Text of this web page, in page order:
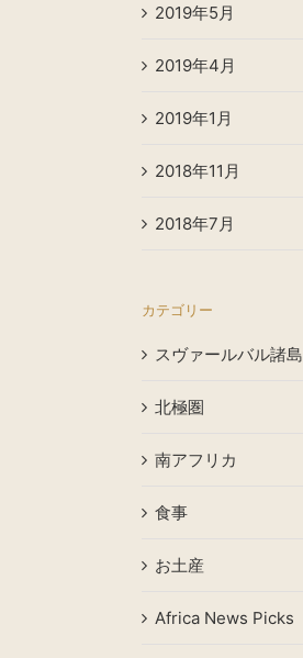
2019年5月
2019年4月
2019年1月
2018年11月
2018年7月
カテゴリー
スヴァールバル諸島
北極圏
南アフリカ
食事
お土産
Africa News Picks